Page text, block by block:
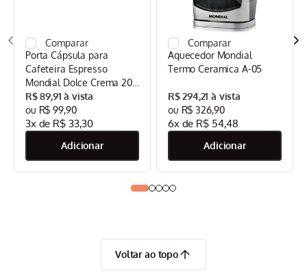
Porta Cápsula para
Cafeteira Espresso
Mondial Dolce Crema 20
Bar Mondial Preto/Inox -
CPC-DG
R$ 89,91
R$ 99,90
3x de R$ 33,30
Aquecedor Mondial
Termo Ceramica A-05
R$ 294,21
R$ 326,90
6x de R$ 54,48
Voltar ao topo